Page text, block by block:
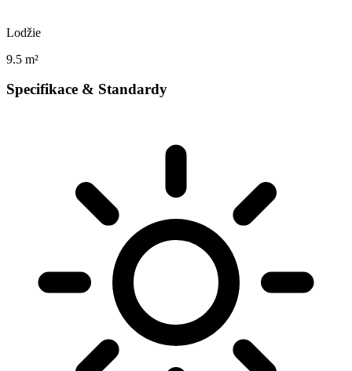
Lodžie
9.5 m²
Specifikace & Standardy